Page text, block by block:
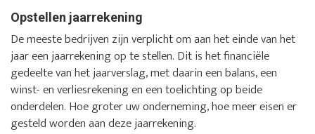
Opstellen jaarrekening
De meeste bedrijven zijn verplicht om aan het einde van het
jaar een jaarrekening op te stellen. Dit is het financiële
gedeelte van het jaarverslag, met daarin een balans, een
winst- en verliesrekening en een toelichting op beide
onderdelen. Hoe groter uw onderneming, hoe meer eisen er
gesteld worden aan deze jaarrekening.